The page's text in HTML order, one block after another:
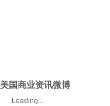
美国商业资讯微博
Loading...